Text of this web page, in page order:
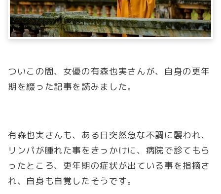
ついこの間、女優の有森也実さんが、自身の更年
期を綴った記事を読みました。
有森也実さんも、ある日突然急な不調に襲われ、
リンパが腫れた事をきっかけに、病院で診てもら
ったところ、更年期の症状が出ている事を指摘さ
れ、自身も自覚したそうです。